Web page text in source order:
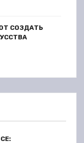
СОЗДАТЬ